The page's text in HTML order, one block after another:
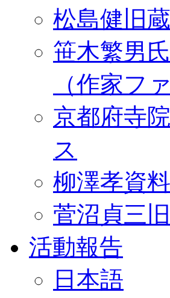
松島健旧
笹木繁男
（作家フ
京都府寺
ス
柳澤孝資
菅沼貞三
活動報告
日本語